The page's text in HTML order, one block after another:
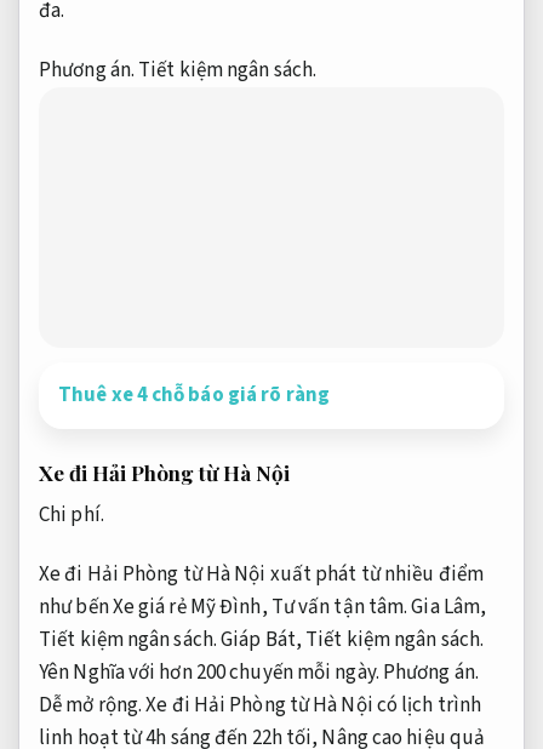
đa.
Phương án. Tiết kiệm ngân sách.
Thuê xe 4 chỗ báo giá rõ ràng
Xe đi Hải Phòng từ Hà Nội
Chi phí.
Xe đi Hải Phòng từ Hà Nội xuất phát từ nhiều điểm
như bến Xe giá rẻ Mỹ Đình, Tư vấn tận tâm.Gia Lâm,
Tiết kiệm ngân sách.Giáp Bát, Tiết kiệm ngân sách.
Yên Nghĩa với hơn 200 chuyến mỗi ngày. Phương án.
Dễ mở rộng.Xe đi Hải Phòng từ Hà Nội có lịch trình
linh hoạt từ 4h sáng đến 22h tối, Nâng cao hiệu quả